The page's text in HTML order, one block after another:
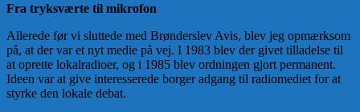
Fra tryksværte til mikrofon
Allerede før vi sluttede med Brønderslev Avis, blev jeg opmærksom
på, at der var et nyt medie på vej. I 1983 blev der givet tilladelse til
at oprette lokalradioer, og i 1985 blev ordningen gjort permanent.
Ideen var at give interesserede borger adgang til radiomediet for at
styrke den lokale debat.